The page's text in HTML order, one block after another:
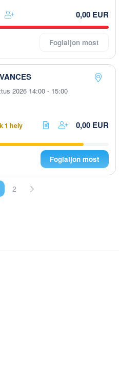
0,00 EUR
Foglaljon most
2026 14:00 - 15:00
1 hely
0,00 EUR
Foglaljon most
2